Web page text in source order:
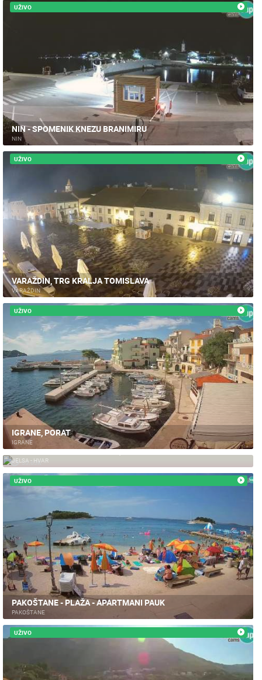
UŽIVO
NIN - SPOMENIK KNEZU BRANIMIRU
NIN
UŽIVO
VARAŽDIN, TRG KRALJA TOMISLAVA
VARAŽDIN
UŽIVO
IGRANE, PORAT
IGRANE
55.65K
PANORAMA JELSE - CENTAR, POGLED NA JUG
JELSA - HVAR
UŽIVO
PAKOŠTANE - PLAŽA - APARTMANI PAUK
PAKOŠTANE
UŽIVO